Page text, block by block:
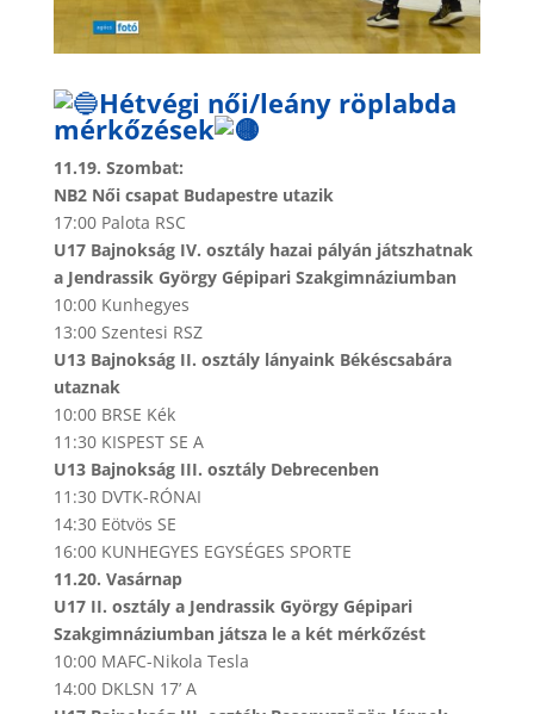
Hétvégi női/leány röplabda
mérkőzések
11.19. Szombat:
NB2 Női csapat Budapestre utazik
17:00 Palota RSC
U17 Bajnokság IV. osztály hazai pályán játszhatnak
a Jendrassik György Gépipari Szakgimnáziumban
10:00 Kunhegyes
13:00 Szentesi RSZ
U13 Bajnokság II. osztály lányaink Békéscsabára
utaznak
10:00 BRSE Kék
11:30 KISPEST SE A
U13 Bajnokság III. osztály Debrecenben
11:30 DVTK-RÓNAI
14:30 Eötvös SE
16:00 KUNHEGYES EGYSÉGES SPORTE
11.20. Vasárnap
U17 II. osztály a Jendrassik György Gépipari
Szakgimnáziumban játsza le a két mérkőzést
10:00 MAFC-Nikola Tesla
14:00 DKLSN 17’ A